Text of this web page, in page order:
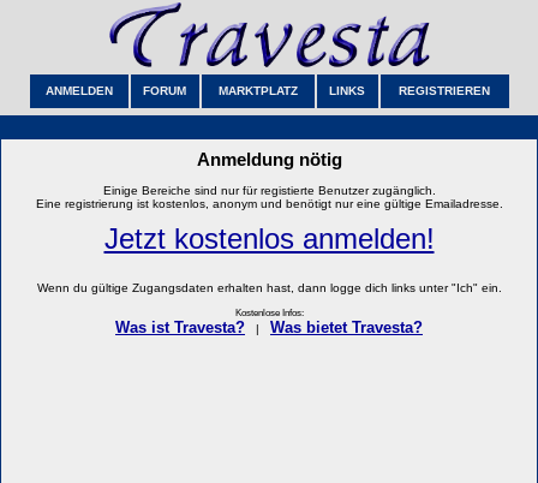
ANMELDEN FORUM MARKTPLATZ LINKS REGISTRIEREN
Anmeldung nötig
Einige Bereiche sind nur für registierte Benutzer zugänglich.
Eine registrierung ist kostenlos, anonym und benötigt nur eine gültige Emailadresse.
Jetzt kostenlos anmelden!
Wenn du gültige Zugangsdaten erhalten hast, dann logge dich links unter "Ich" ein.
Kostenlose Infos:
Was ist Travesta? Was bietet Travesta?